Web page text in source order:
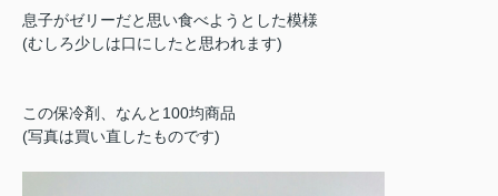
息子がゼリーだと思い食べようとした模様
(むしろ少しは口にしたと思われます)
この保冷剤、なんと100均商品
(写真は買い直したものです)